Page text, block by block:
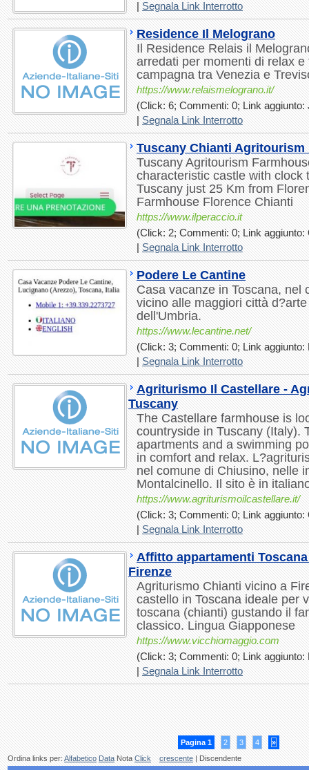
|Segnala Link Interrotto
Residence Il Melograno
Il Residence Relais il
arredati per momenti di relax
campagna tra Venezia e
https://www.relaismelograno.it/
(Click: 6; Commenti: 0; Link aggiunto:
|Segnala Link Interrotto
Tuscany Chianti Agritourism
Tuscany Agritourism
characteristic castle with clock
Tuscany just 25 Km from
Farmhouse Florence Chianti
https://www.ilperaccio.it
(Click: 2; Commenti: 0; Link aggiunto:
|Segnala Link Interrotto
Podere Le Cantine
Casa vacanze in Toscana, nel
vicino alle maggiori città
dell'Umbria.
https://www.lecantine.net/
(Click: 3; Commenti: 0; Link aggiunto:
|Segnala Link Interrotto
Agriturismo Il Castellare -
Tuscany
The Castellare farmhouse is
countryside in Tuscany (Italy).
apartments and a swimming
in comfort and relax.
nel comune di Chiusino, nelle
Montalcinello. Il sito è in
https://www.agriturismoilcastellare.it/
(Click: 3; Commenti: 0; Link aggiunto:
|Segnala Link Interrotto
Affitto appartamenti
Firenze
Agriturismo Chianti vicino a
castello in Toscana ideale per
toscana (chianti) gustando il
classico. Lingua Giapponese
https://www.vicchiomaggio.com
(Click: 3; Commenti: 0; Link aggiunto:
|Segnala Link Interrotto
Pagina 1 2 3 4
»
Ordina links per:Alfabetico DataNotaClick crescente| Discendente